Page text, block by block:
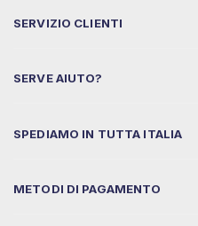
SERVIZIO CLIENTI
SERVE AIUTO?
SPEDIAMO IN TUTTA ITALIA
METODI DI PAGAMENTO